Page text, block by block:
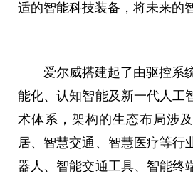
适的智能科技装备，将未来的
爱尔威搭建起了由驱控系
能化、认知智能及新一代人工
术体系，架构的生态布局涉
居、智慧交通、智慧医疗等行
器人、智能交通工具、智能终